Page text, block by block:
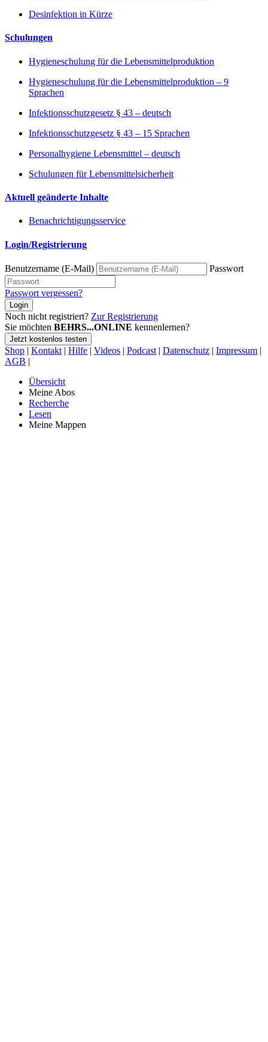
Desinfektion in Kürze
Schulungen
Hygieneschulung für die Lebensmittelproduktion
Hygieneschulung für die Lebensmittelproduktion – 9
Sprachen
Infektionsschutzgesetz § 43 – deutsch
Infektionsschutzgesetz § 43 – 15 Sprachen
Personalhygiene Lebensmittel – deutsch
Schulungen für Lebensmittelsicherheit
Aktuell geänderte Inhalte
Benachrichtigungsservice
Login/Registrierung
Benutzername (E-Mail) Passwort
Passwort vergessen?
Login
Noch nicht registriert? Zur Registrierung
Sie möchten BEHRS...ONLINE kennenlernen?
Jetzt kostenlos testen
Shop | Kontakt | Hilfe | Videos | Podcast | Datenschutz | Impressum |
AGB |
Übersicht
Meine Abos
Recherche
Lesen
Meine Mappen